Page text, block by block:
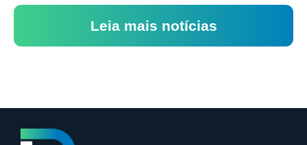
Leia mais notícias